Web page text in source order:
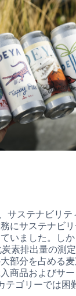
サステナビリ
にサステナビ
いました。しか
素排出量の測
部分を占める
商品およびサ
ゴリーでは困